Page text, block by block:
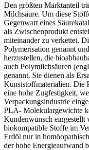
Den größten Marktanteil
Milchsäure. Um diese
Gegenwart eines
als Zwischenprodukt
miteinander zu verkettet.
Polymerisation genannt
herzustellen, die
auch Polymilchsäuren
genannt. Sie dienen als
Kunststoffmaterialien. Die
eine hohe Zugfestigkeit,
Verpackungsindustrie
PLA- Molekulargewichte
Kundenwunsch eingestellt
biokompatible Stoffe im
Erdöl nur in
der hohe Energieaufwand